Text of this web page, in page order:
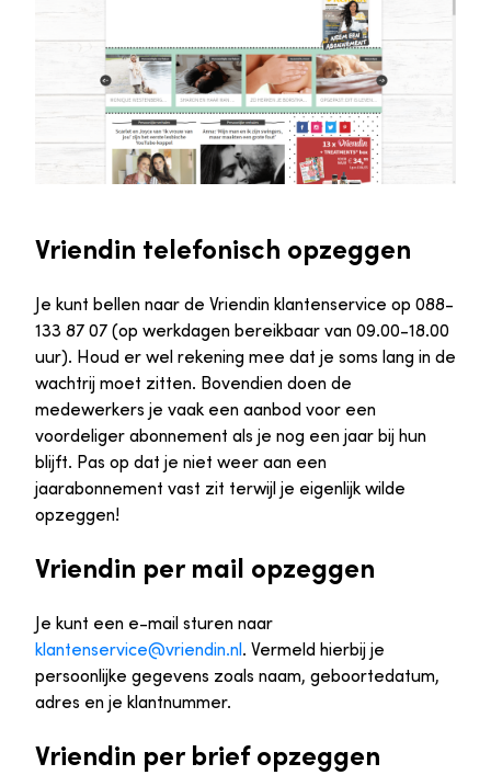
Vriendin telefonisch opzeggen
Je kunt bellen naar de Vriendin klantenservice op 088-
133 87 07 (op werkdagen bereikbaar van 09.00-18.00
uur). Houd er wel rekening mee dat je soms lang in de
wachtrij moet zitten. Bovendien doen de
medewerkers je vaak een aanbod voor een
voordeliger abonnement als je nog een jaar bij hun
blijft. Pas op dat je niet weer aan een
jaarabonnement vast zit terwijl je eigenlijk wilde
opzeggen!
Vriendin per mail opzeggen
Je kunt een e-mail sturen naar
klantenservice@vriendin.nl. Vermeld hierbij je
persoonlijke gegevens zoals naam, geboortedatum,
adres en je klantnummer.
Vriendin per brief opzeggen